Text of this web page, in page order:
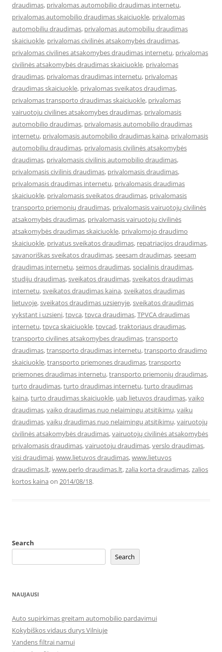
draudimas, privalomas automobilio draudimas internetu,
privalomas automobilio draudimas skaiciuokle, privalomas
automobiliu draudimas, privalomas automobiliu draudimas
skaiciuokle, privalomas civilinės atsakomybės draudimas,
privalomas civilines atsakomybes draudimas internetu, privalomas
civilinės atsakomybės draudimas skaiciuokle, privalomas
draudimas, privalomas draudimas internetu, privalomas
draudimas skaiciuokle, privalomas sveikatos draudimas,
privalomas transporto draudimas skaiciuokle, privalomas
vairuotoju civilines atsakomybes draudimas, privalomasis
automobilio draudimas, privalomasis automobilio draudimas
internetu, privalomasis automobilio draudimas kaina, privalomasis
automobiliu draudimas, privalomasis civilinės atsakomybės
draudimas, privalomasis civilinis automobilio draudimas,
privalomasis civilinis draudimas, privalomasis draudimas,
privalomasis draudimas internetu, privalomasis draudimas
skaiciuokle, privalomasis sveikatos draudimas, privalomasis
transporto priemonių draudimas, privalomasis vairuotojų civilinės
atsakomybės draudimas, privalomasis vairuotojų civilinės
atsakomybės draudimas skaiciuokle, privalomojo draudimo
skaiciuokle, privatus sveikatos draudimas, repatriacijos draudimas,
savanoriškas sveikatos draudimas,seesam draudimas,seesam
draudimas internetu,seimos draudimas,socialinis draudimas,
studiju draudimas,sveikatos draudimas,sveikatos draudimas
internetu,sveikatos draudimas kaina,sveikatos draudimas
lietuvoje,sveikatos draudimas uzsienyje,sveikatos draudimas
vykstant i uzsieni,tpvca,tpvca draudimas,TPVCA draudimas
internetu,tpvca skaiciuokle,tpvcad,traktoriaus draudimas,
transporto civilines atsakomybes draudimas,transporto
draudimas,transporto draudimas internetu,transporto draudimo
skaiciuokle,transporto priemones draudimas,transporto
priemones draudimas internetu,transporto priemonių draudimas,
turto draudimas,turto draudimas internetu,turto draudimas
kaina,turto draudimas skaiciuokle, uab lietuvos draudimas,vaiko
draudimas,vaiko draudimas nuo nelaimingų atsitikimų,vaiku
draudimas,vaikų draudimas nuo nelaimingų atsitikimų,vairuotojų
civilinės atsakomybės draudimas,vairuotojų civilinės atsakomybės
privalomasis draudimas,vairuotoju draudimas,verslo draudimas,
visi draudimai,www.lietuvos draudimas,www.lietuvos
draudimas.lt,www.perlo draudimas.lt,zalia korta draudimas,zalios
kortos kaina on 2014/08/18.
Search
Search
NAUJAUSI
Auto supirkimas greitam automobilio pardavimui
Kokybiškos vidaus durys Vilniuje
Vandens filtrai namui